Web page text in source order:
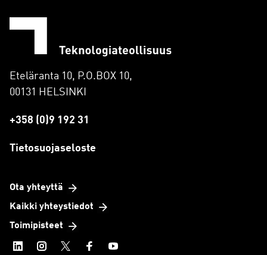
Eteläranta 10, P.O.BOX 10,
00131 HELSINKI
+358 (0)9 192 31
Tietosuojaseloste
Ota yhteyttä
Kaikki yhteystiedot
Toimipisteet